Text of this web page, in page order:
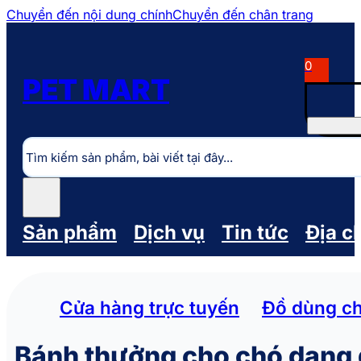
Chuyển đến nội dung chínhChuyển đến chân trang
PET MART
Tìm
kiếm
0
Sản phẩm Dịch vụ Tin tức Địa
Cửa hàng trực tuyến Đồ dùng